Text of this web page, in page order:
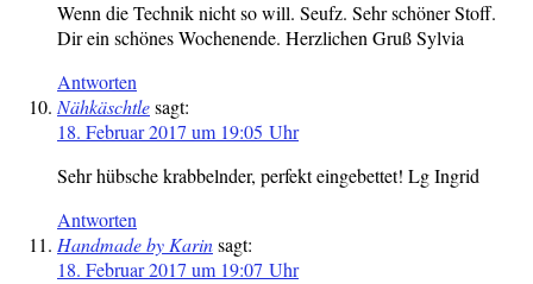
Wenn die Technik nicht so will. Seufz. Sehr schöner Stoff.
Dir ein schönes Wochenende. Herzlichen Gruß Sylvia
Antworten
Nähkäschtlesagt:
18. Februar 2017 um 19:05 Uhr
Sehr hübsche krabbelnder, perfekt eingebettet! Lg Ingrid
Antworten
Handmade by Karinsagt:
18. Februar 2017 um 19:07 Uhr